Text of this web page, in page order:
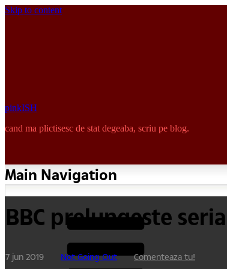
Skip to content
pinkISH
cand ma plictisesc de stat degeaba, scriu pe blog.
Main Navigation
BBC prelungeste
7 jun 2019 Not Going Out Comenteaza tu!